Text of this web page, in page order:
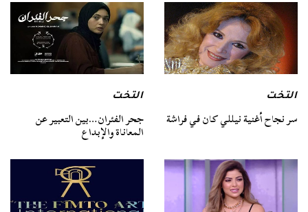
التخت
سر نجاح أغنية نيللي كان في فراشة
التخت
جحر الفئران…بين التعبير عن
المعاناة والإبداع